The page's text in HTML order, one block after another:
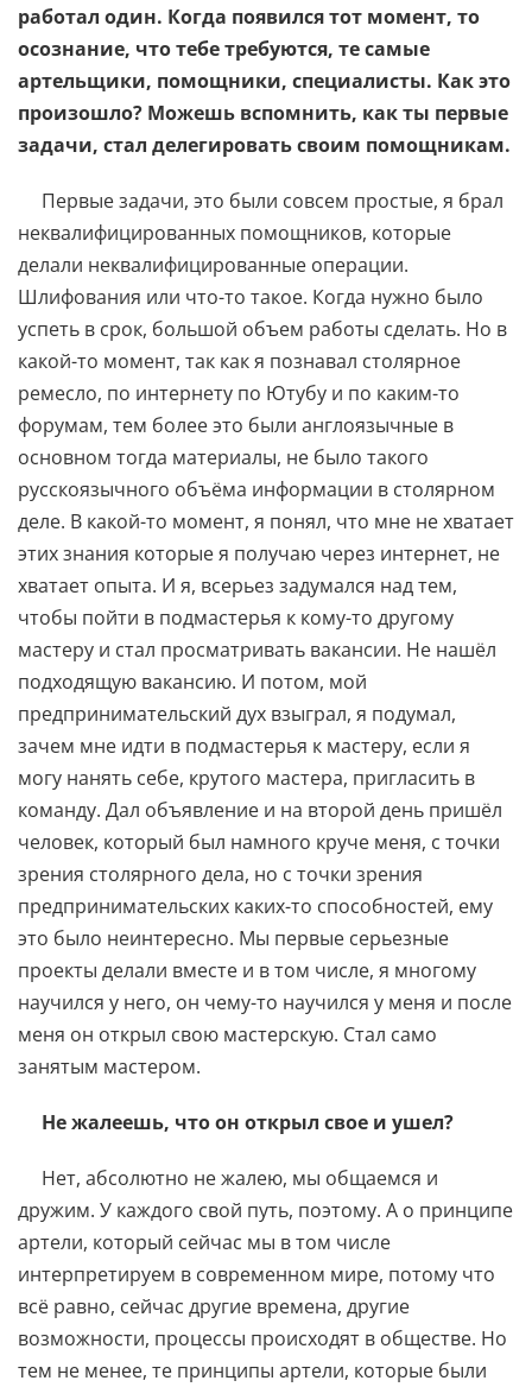
работал один. Когда появился тот момент, то
осознание, что тебе требуются, те самые
артельщики, помощники, специалисты. Как это
произошло? Можешь вспомнить, как ты первые
задачи, стал делегировать своим помощникам.
Первые задачи, это были совсем простые, я брал
неквалифицированных помощников, которые
делали неквалифицированные операции.
Шлифования или что-то такое. Когда нужно было
успеть в срок, большой объем работы сделать. Но в
какой-то момент, так как я познавал столярное
ремесло, по интернету по Ютубу и по каким-то
форумам, тем более это были англоязычные в
основном тогда материалы, не было такого
русскоязычного объёма информации в столярном
деле. В какой-то момент, я понял, что мне не хватает
этих знания которые я получаю через интернет, не
хватает опыта. И я, всерьез задумался над тем,
чтобы пойти в подмастерья к кому-то другому
мастеру и стал просматривать вакансии. Не нашёл
подходящую вакансию. И потом, мой
предпринимательский дух взыграл, я подумал,
зачем мне идти в подмастерья к мастеру, если я
могу нанять себе, крутого мастера, пригласить в
команду. Дал объявление и на второй день пришёл
человек, который был намного круче меня, с точки
зрения столярного дела, но с точки зрения
предпринимательских каких-то способностей, ему
это было неинтересно. Мы первые серьезные
проекты делали вместе и в том числе, я многому
научился у него, он чему-то научился у меня и после
меня он открыл свою мастерскую. Стал само
занятым мастером.
Не жалеешь, что он открыл свое и ушел?
Нет, абсолютно не жалею, мы общаемся и
дружим. У каждого свой путь, поэтому. А о принципе
артели, который сейчас мы в том числе
интерпретируем в современном мире, потому что
всё равно, сейчас другие времена, другие
возможности, процессы происходят в обществе. Но
тем не менее, те принципы артели, которые были